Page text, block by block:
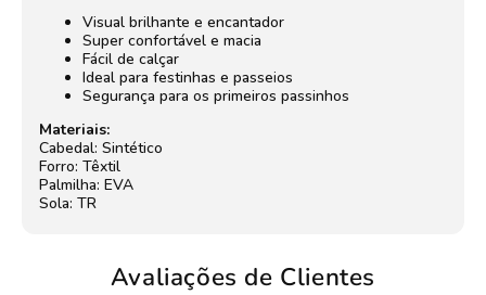
Visual brilhante e encantador
Super confortável e macia
Fácil de calçar
Ideal para festinhas e passeios
Segurança para os primeiros passinhos
Materiais:
Cabedal: Sintético
Forro: Têxtil
Palmilha: EVA
Sola: TR
Avaliações de Clientes